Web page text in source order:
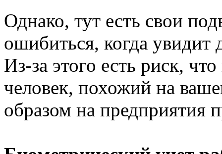
Однако, тут есть свои
ошибиться, когда
Из-за этого есть риск,
человек, похожий на
образом на предприятия